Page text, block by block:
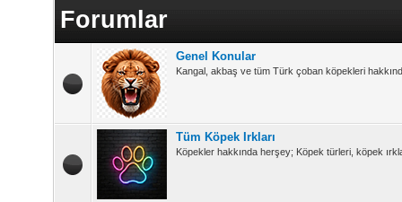
Forumlar
Genel Konular
Kangal, akbaş ve tüm Türk çoban köpekleri
Tüm Köpek Irkları
Köpekler hakkında herşey; Köpek türleri, köpek